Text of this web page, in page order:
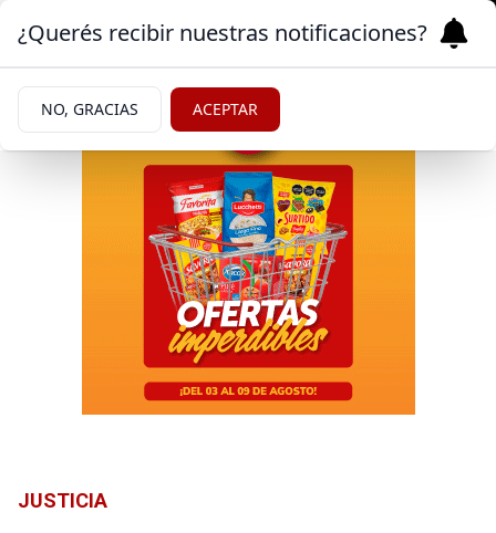
JUSTICIA
¿Querés recibir nuestras notificaciones?
NO, GRACIAS ACEPTAR